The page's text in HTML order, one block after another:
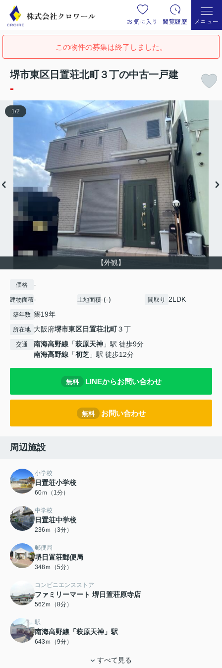
お気に入り 閲覧履歴 メニュー
この物件の募集は終了しました。
堺市東区日置荘北町３丁の中古一戸建
-
【外観】
1 /2
価格 -
建物面積- 土地面積-(-) 間取り 2LDK
築年数 築19年
所在地 大阪府堺市東区日置荘北町３丁
交通 南海高野線 「萩原天神 」駅 徒歩9分
南海高野線 「初芝 」駅 徒歩12分
無料 LINEからお問い合わせ
無料 お問い合わせ
周辺施設
小学校
日置荘小学校
60ｍ（1分）
中学校
日置荘中学校
236ｍ（3分）
郵便局
堺日置荘郵便局
348ｍ（5分）
コンビニエンスストア
ファミリーマート 堺日置荘原寺店
562ｍ（8分）
駅
南海高野線「萩原天神」駅
643ｍ（9分）
すべて見る